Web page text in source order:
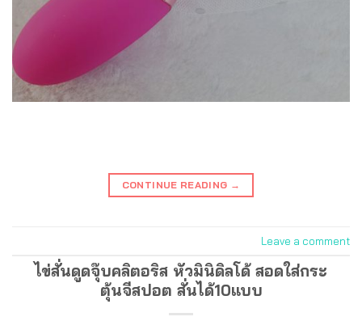
CONTINUE READING →
Leave a comment
ไข่สั่นดูดจุ๊บคลิตอริส หัวมินิดิลโด้ สอดใส่กระ
ตุ้นจีสปอต สั่นได้10แบบ